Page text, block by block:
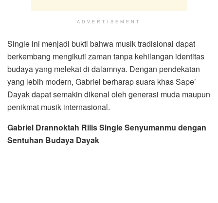
ADVERTISEMENT
Single ini menjadi bukti bahwa musik tradisional dapat
berkembang mengikuti zaman tanpa kehilangan identitas
budaya yang melekat di dalamnya. Dengan pendekatan
yang lebih modern, Gabriel berharap suara khas Sape’
Dayak dapat semakin dikenal oleh generasi muda maupun
penikmat musik internasional.
Gabriel Drannoktah Rilis Single Senyumanmu dengan
Sentuhan Budaya Dayak